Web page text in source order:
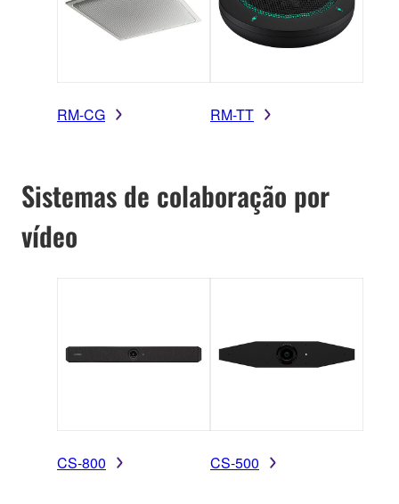
RM-CG RM-TT
Sistemas de colaboração por
vídeo
CS-800 CS-500